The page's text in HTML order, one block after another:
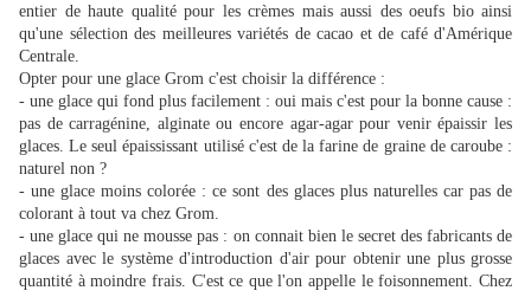
entier de haute qualité pour les crèmes mais aussi des oeufs bio ainsi
qu'une sélection des meilleures variétés de cacao et de café d'Amérique
Centrale.
Opter pour une glace Grom c'est choisir la différence :
- une glace qui fond plus facilement : oui mais c'est pour la bonne cause :
pas de carragénine, alginate ou encore agar-agar pour venir épaissir les
glaces. Le seul épaississant utilisé c'est de la farine de graine de caroube :
naturel non ?
- une glace moins colorée : ce sont des glaces plus naturelles car pas de
colorant à tout va chez Grom.
- une glace qui ne mousse pas : on connait bien le secret des fabricants de
glaces avec le système d'introduction d'air pour obtenir une plus grosse
quantité à moindre frais. C'est ce que l'on appelle le foisonnement. Chez